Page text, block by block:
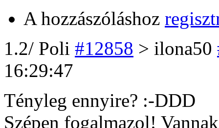
A hozzászóláshoz
1.2/ Poli #12858 > ilona50
16:29:47
Tényleg ennyire? :-DDD
Szépen fogalmazol!